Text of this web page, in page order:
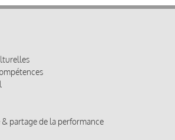
partage de la performance